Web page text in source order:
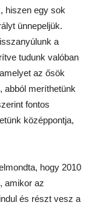
hiszen egy sok
ünnepeljük.
a
tudunk valóban
az ősök
abból meríthetünk
fontos
középpontja,
hogy 2010
amikor az
és részt vesz a